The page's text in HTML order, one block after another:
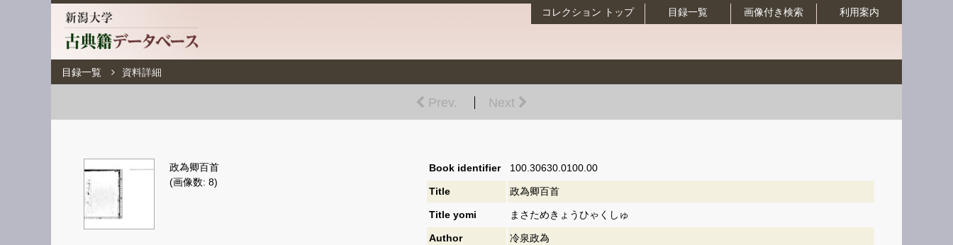
利用案内
画像付き検索
目録一覧
コレクション トップ
目録一覧 資料詳細
Prev. Next
Book identifier 100.30630.0100.00
Title 政為卿百首
Title yomi まさためきょうひゃくしゅ
Author 冷泉政為
政為卿百首
(画像数: 8)